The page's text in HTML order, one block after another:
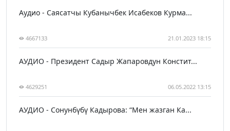
Аудио - Саясатчы Кубанычбек Исабеков Курма...
4667133 21.01.2023 18:15
АУДИО - Президент Садыр Жапаровдун Констит...
4629251 06.05.2022 13:15
АУДИО - Сонунбүбү Кадырова: “Мен жазган Ка...